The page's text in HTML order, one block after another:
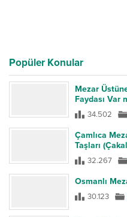
Popüler Konular
Mezar
Faydası Var
34.502
Çamlıca
Taşları
32.267
Osmanlı
30.123